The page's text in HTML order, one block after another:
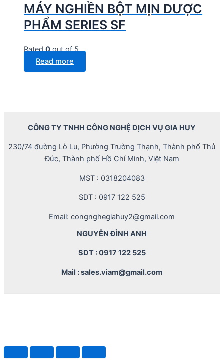
MÁY NGHIỀN BỘT MỊN DƯỢC
PHẨM SERIES SF
Rated0out of 5
Read more
CÔNG TY TNHH CÔNG NGHỆ DỊCH VỤ GIA HUY
230/74 đường Lò Lu, Phường Trường Thạnh, Thành phố Thủ
Đức, Thành phố Hồ Chí Minh, Việt Nam
MST : 0318204083
SDT : 0917 122 525
Email: congnghegiahuy2@gmail.com
NGUYỄN ĐÌNH ANH
SDT : 0917 122 525
Mail : sales.viam@gmail.com